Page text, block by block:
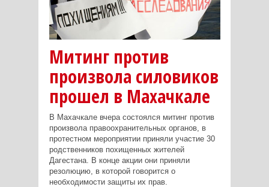
Митинг против
произвола силовиков
прошел в Махачкале
В Махачкале вчера состоялся митинг против
произвола правоохранительных органов, в
протестном мероприятии приняли участие 30
родственников похищенных жителей
Дагестана. В конце акции они приняли
резолюцию, в которой говорится о
необходимости защиты их прав.